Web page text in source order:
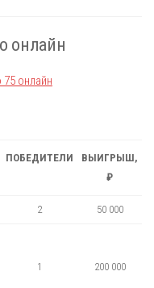
онлайн
ПОБЕДИТЕЛИ
ВЫИГРЫШ,
₽
2 50 000
1 200 000